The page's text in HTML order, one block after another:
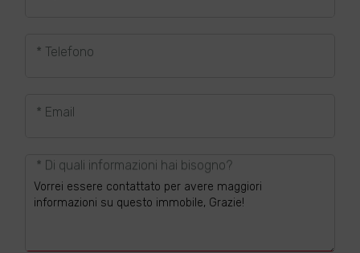
* Telefono
* Email
* Di quali informazioni hai bisogno?